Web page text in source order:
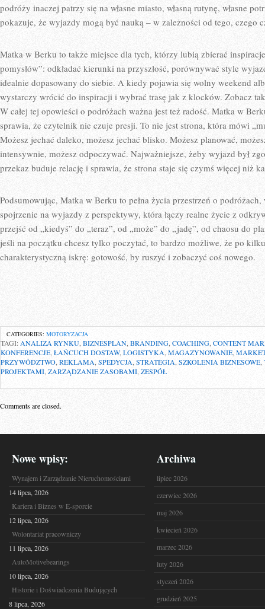
podróży inaczej patrzy się na własne miasto, własną rutynę, własne
pokazuje, że wyjazdy mogą być nauką – w zależności od tego, czego
Matka w Berku to także miejsce dla tych, którzy lubią zbierać
pomysłów”: odkładać kierunki na przyszłość, porównywać style
idealnie dopasowany do siebie. A kiedy pojawia się wolny weekend
wystarczy wrócić do inspiracji i wybrać trasę jak z klocków. Zobacz
W całej tej opowieści o podróżach ważna jest też radość. Matka w
sprawia, że czytelnik nie czuje presji. To nie jest strona, która mówi
Możesz jechać daleko, możesz jechać blisko. Możesz planować,
intensywnie, możesz odpoczywać. Najważniejsze, żeby wyjazd był
przekaz buduje relację i sprawia, że strona staje się czymś więcej niż
Podsumowując, Matka w Berku to pełna życia przestrzeń o
spojrzenie na wyjazdy z perspektywy, która łączy realne życie z
przejść od „kiedyś” do „teraz”, od „może” do „jadę”, od chaosu do
jeśli na początku chcesz tylko poczytać, to bardzo możliwe, że po kilku
charakterystyczną iskrę: gotowość, by ruszyć i zobaczyć coś nowego.
CATEGORIES: MOTORYZACJA
TAGI: ANALIZA RYNKU, BIZNESPLAN BRANDING, COACHING, CONTENT
KONFERENCJE ŁAŃCUCH DOSTAW, LOGISTYKA MAGAZYNOWANIE
PRZYWÓDZTWO REKLAMA SPEDYCJA STRATEGIA SZKOLENIA BIZNESOWE
PROJEKTAMI ZARZĄDZANIE ZASOBAMI ZESPÓŁ
Comments are closed.
Nowe wpisy:
Wynajem i Zarządzanie Nieruchomościami
14 lipca, 2026
Kariera i Biznes w E-sporcie
12 lipca, 2026
Wolontariat pracowniczy
11 lipca, 2026
AutoMotivebearings
10 lipca, 2026
Historie i Doświadczenia Budujących
8 lipca, 2026
Archiwa
lipiec 2026
czerwiec 2026
maj 2026
kwiecień 2026
marzec 2026
luty 2026
styczeń 2026
grudzień 2025